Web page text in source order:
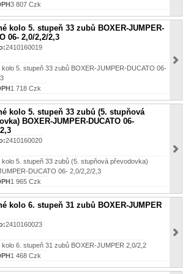
3 807 Czk
kolo 5. stupeň 33 zubů BOXER-JUMPER-
06- 2,0/2,2/2,3
2410160019
5. stupeň 33 zubů BOXER-JUMPER-DUCATO 06-
1 718 Czk
kolo 5. stupeň 33 zubů (5. stupňová
BOXER-JUMPER-DUCATO 06-
2410160020
kolo 5. stupeň 33 zubů (5. stupňová převodovka)
DUCATO 06- 2,0/2,2/2,3
1 965 Czk
kolo 6. stupeň 31 zubů BOXER-JUMPER
2410160023
6. stupeň 31 zubů BOXER-JUMPER 2,0/2,2
1 468 Czk